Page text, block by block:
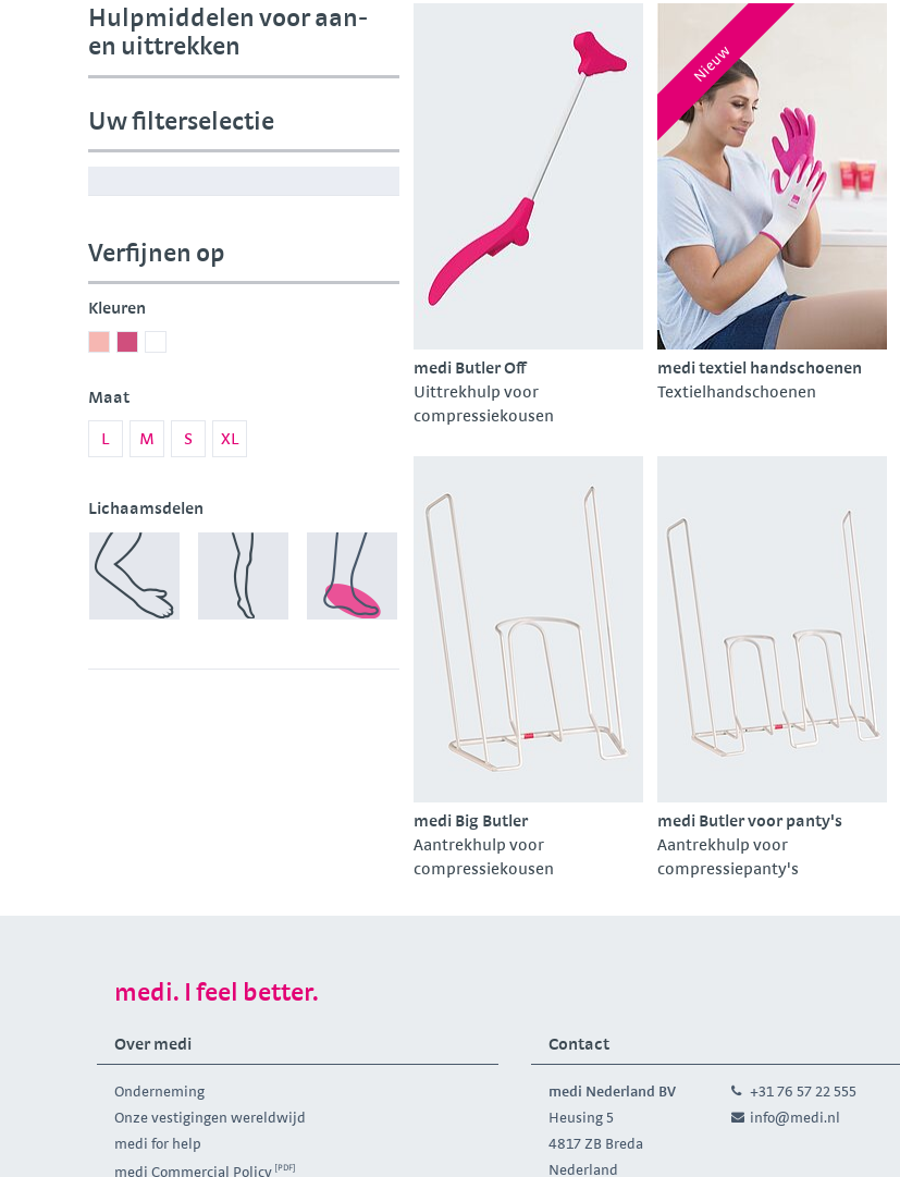
Hulpmiddelen voor aan-
en uittrekken
Uw filterselectie
Verfijnen op
Kleuren
Maat
L
M S XL
Lichaamsdelen
medi Butler Off
Uittrekhulp voor
compressiekousen
medi textiel handschoenen
Textielhandschoenen
Nieuw
medi Big Butler
Aantrekhulp voor
compressiekousen
medi Butler voor panty's
Aantrekhulp voor
compressiepanty's
medi. I feel better.
Over medi
Onderneming
Onze vestigingen wereldwijd
medi for help
medi Commercial Policy
Contact
medi Nederland BV
Heusing 5
4817 ZB Breda
Nederland
+31 76 57 22 555
info@medi.nl